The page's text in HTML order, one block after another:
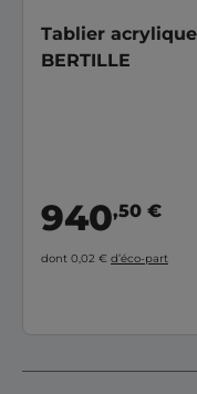
Tablier
BERTILLE
940,50 €
dont 0,02 € d’éco-part